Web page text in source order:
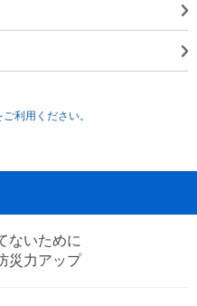
利用ください。
ないために
災力アップ